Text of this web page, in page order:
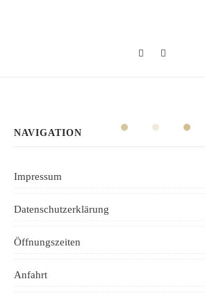
NAVIGATION
Impressum
Datenschutzerklärung
Öffnungszeiten
Anfahrt